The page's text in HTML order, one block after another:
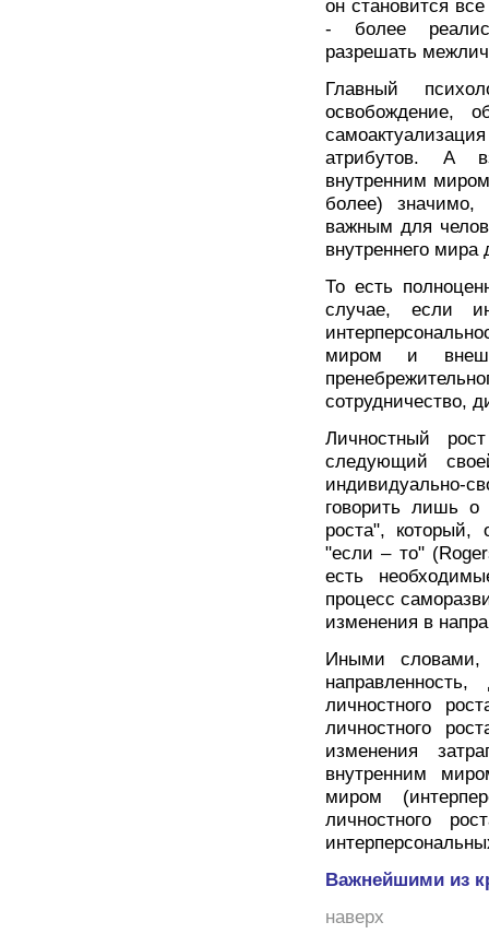
он становится
- более
разрешать
Главный
освобождение,
атрибутов. А
внутренним
более)
важным для
внутреннего
То есть
случае, если
миром и
сотрудничество,
Личностный
следующий
индивидуально-
говорить лишь о
роста", который,
"если – то"
есть
процесс
изменения в
Иными
личностного
личностного
изменения
внутренним
миром
личностного
Важнейшими из
наверх